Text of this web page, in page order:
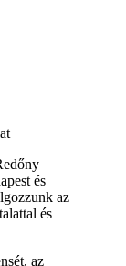
és
az
és
az